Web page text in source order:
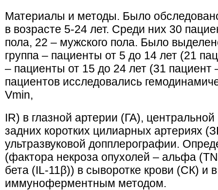
Материалы и методы. Было
в возрасте 5-24 лет. Среди них 30
пола, 22 – мужского пола. Было
группа – пациенты от 5 до 14 лет (21
– пациенты от 15 до 24 лет (31 пациент
пациентов исследовались
Vmin,
IR) в глазной артерии (ГА),
задних коротких цилиарных артериях
ультразвуковой допплерографии.
(фактора некроза опухолей – альфа
бета (IL-11β)) в сыворотке крови (СК) и
иммуноферментным методом.